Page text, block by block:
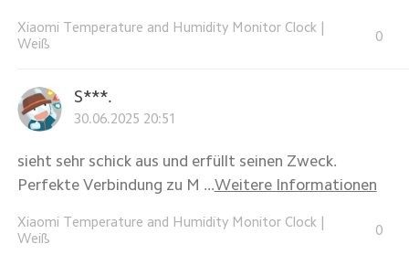
Xiaomi Temperature and Humidity Monitor Clock
Weiß
0
S***.
30.06.2025 20:51
sieht sehr schick aus und erfüllt seinen Zweck.
Perfekte Verbindung zu M ...Weitere Informationen
Xiaomi Temperature and Humidity Monitor Clock |
Weiß
0